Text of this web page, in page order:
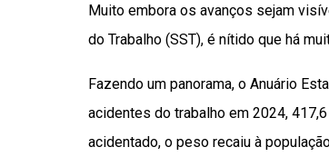
Muito embora os avanços sejam
do Trabalho (SST), é nítido que há
Fazendo um panorama, o Anuário
acidentes do trabalho em 2024,
acidentado, o peso recaiu à